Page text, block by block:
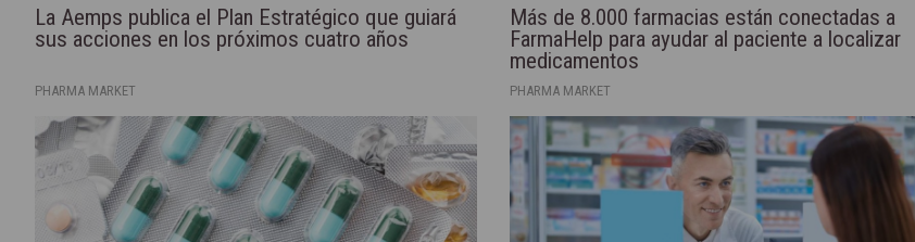
La Aemps publica el Plan Estratégico que guiará
sus acciones en los próximos cuatro años
PHARMA MARKET
Más de 8.000 farmacias están conectadas a
FarmaHelp para ayudar al paciente a localizar
medicamentos
PHARMA MARKET